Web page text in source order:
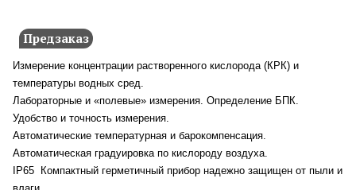
Предзаказ
Измерение концентрации растворенного кислорода (КРК) и
температуры водных сред.
Лабораторные и «полевые» измерения. Определение БПК.
Удобство и точность измерения.
Автоматические температурная и барокомпенсация.
Автоматическая градуировка по кислороду воздуха.
IP65
Компактный герметичный прибор надежно защищен от пыли и